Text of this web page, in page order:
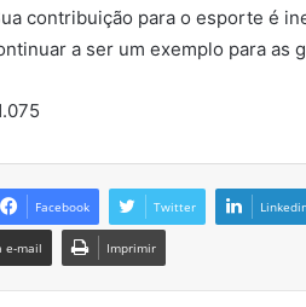
contribuição para o esporte é
a ser um exemplo para as
Facebook Twitter
e-mail Imprimir